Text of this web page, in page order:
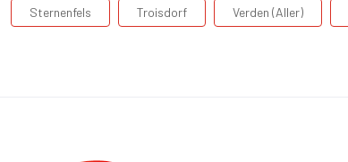
Sternenfels Troisdorf Verden (Aller)